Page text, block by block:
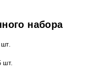
набора
шт.